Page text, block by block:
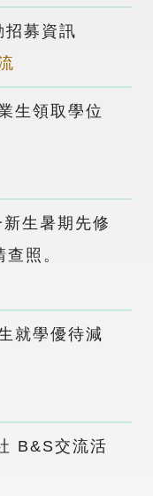
募資訊
生領取學位
生暑期先修
照。
就學優待減
B&S交流活